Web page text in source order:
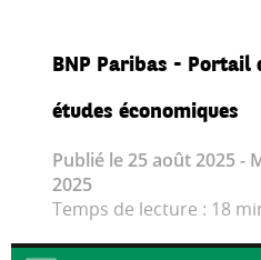
BNP Paribas - Portail
études économiques
Publié le 25 août 2025 -
2025
Temps de lecture : 18